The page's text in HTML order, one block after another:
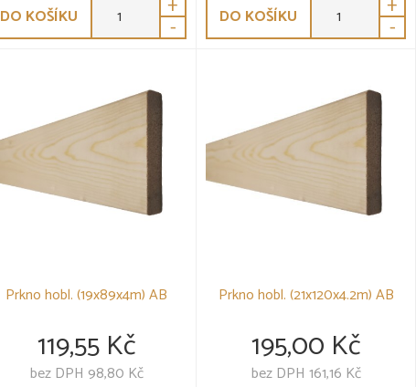
DO KOŠÍKU
-
DO KOŠÍKU
-
Prkno hobl. (19x89x4m) AB
119,55 Kč
bez DPH 98,80 Kč
Prkno hobl. (21x120x4.2m) AB
195,00 Kč
bez DPH 161,16 Kč